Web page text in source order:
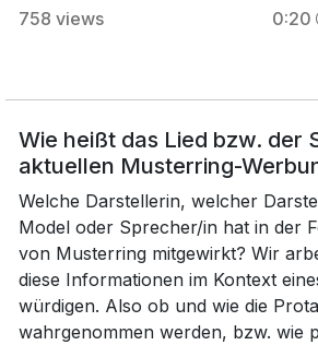
758 views 0:20
Wie heißt das Lied bzw. der
aktuellen Musterring-
Welche Darstellerin, welcher
Model oder Sprecher/in hat in der
von Musterring mitgewirkt? Wir
diese Informationen im Kontext
würdigen. Also ob und wie die
wahrgenommen werden, bzw. wie